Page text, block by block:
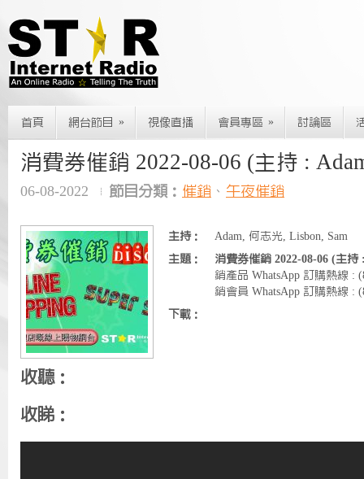
首頁 網台節目 » 視像直播 會員專區 » 討論區
消費券催銷 2022-08-06 (主持 :
06-08-2022 節目分類： 催銷 、 午夜催銷
主持：
Adam, 何志光, Lisbon, Sam
主題：
消費券催銷 2022-08-06 (主
銷產品 WhatsApp 訂購熱線 :
銷會員 WhatsApp 訂購熱線 :
下載：
收聽：
收睇：